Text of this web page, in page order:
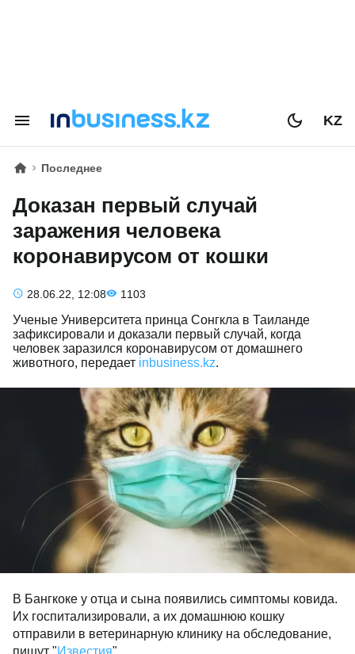
KZ
Последнее
Доказан первый случай
заражения человека
коронавирусом от кошки
28.06.22, 12:08 1103
Ученые Университета принца Сонгкла в Таиланде
зафиксировали и доказали первый случай, когда
человек заразился коронавирусом от домашнего
животного, передает inbusiness.kz.
В Бангкоке у отца и сына появились симптомы ковида.
Их госпитализировали, а их домашнюю кошку
отправили в ветеринарную клинику на обследование,
пишут "Известия".